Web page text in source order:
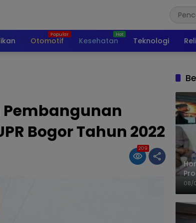
Otomotif Kesehatan Teknologi
Bogor Tahun 2022
209
08/